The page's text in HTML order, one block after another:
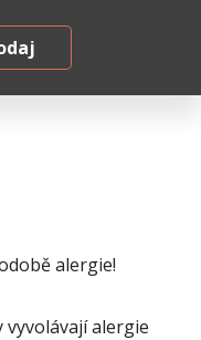
alergie!
alergie